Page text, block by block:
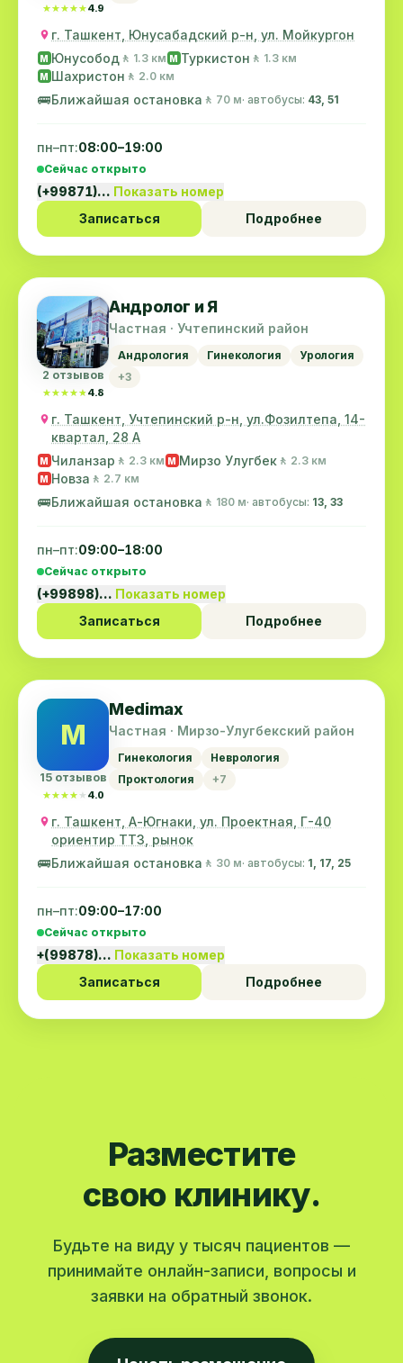
★★★★★
★★★★★4.9
г. Ташкент, Юнусабадский р-н, ул. Мойкургон
M Юнусобод 🚶 1.3 км M Туркистон 🚶 1.3 км
M Шахристон 🚶 2.0 км
🚌Ближайшая остановка 🚶 70 м· автобусы: 43, 51
пн–пт:08:00–19:00
Сейчас открыто
(+99871)… Показать номер
Записаться
Подробнее
2 отзывов
★★★★★
★★★★★ 4.8
Андролог и Я
Частная · Учтепинский район
Андрология Гинекология
Урология
+3
г. Ташкент, Учтепинский р-н, ул.Фозилтепа, 14-
квартал, 28 А
M Чиланзар 🚶 2.3 км M Мирзо Улугбек 🚶 2.3 км
M Новза 🚶 2.7 км
🚌Ближайшая остановка 🚶 180 м· автобусы: 13, 33
пн–пт:09:00–18:00
Сейчас открыто
(+99898)… Показать номер
Записаться
Подробнее
M
15 отзывов
★★★★★
★★★★★ 4.0
Medimax
Частная · Мирзо-Улугбекский район
Гинекология
Неврология
Проктология
+7
г. Ташкент, А-Югнаки, ул. Проектная, Г-40
ориентир ТТЗ, рынок
🚌Ближайшая остановка 🚶 30 м· автобусы: 1, 17, 25
пн–пт:09:00–17:00
Сейчас открыто
+(99878)… Показать номер
Записаться
Подробнее
Разместите
свою клинику.
Будьте на виду у тысяч пациентов —
принимайте онлайн-записи, вопросы и
заявки на обратный звонок.